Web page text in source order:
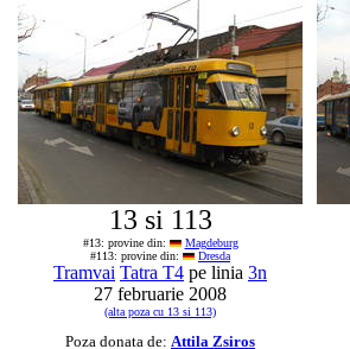
13 si 113
#13: provine din:
Magdeburg
#113: provine din:
Dresda
Tramvai Tatra T4 pe linia 3n
27 februarie 2008
(alta poza cu 13 si 113)
Poza donata de: Attila Zsiros